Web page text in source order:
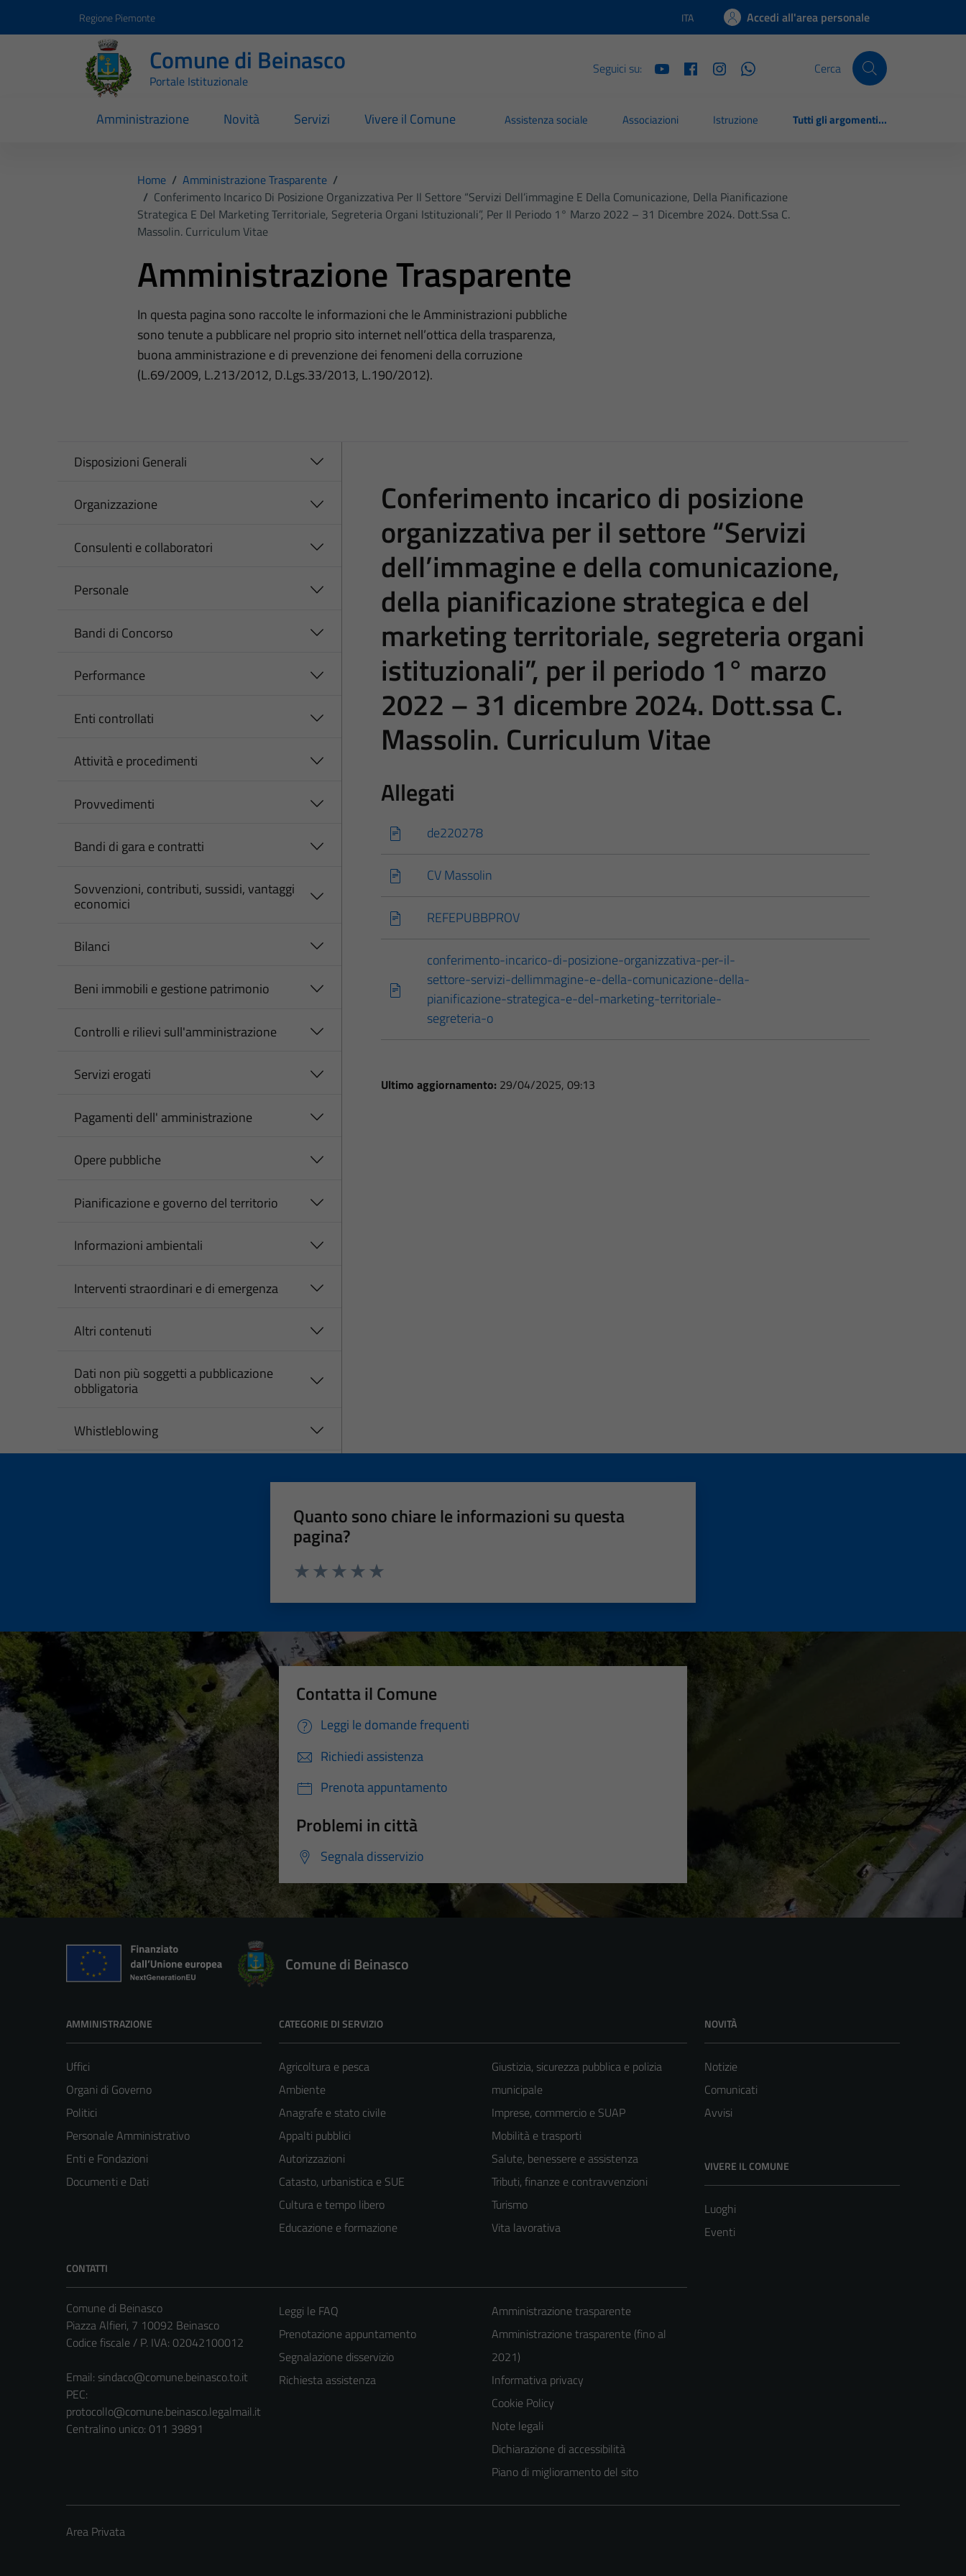
Regione Piemonte Lingua attiva:
ITA Accedi all'area personale
Comune di Beinasco
Portale Istituzionale
Seguici su: Cerca
Amministrazione Novità Servizi Vivere il Comune Assistenza sociale Associazioni Istruzione Tutti gli argomenti...
Home / Amministrazione Trasparente /
/ Conferimento Incarico Di Posizione Organizzativa Per Il Settore “Servizi Dell’immagine E Della Comunicazione, Della Pianificazione
Strategica E Del Marketing Territoriale, Segreteria Organi Istituzionali”, Per Il Periodo 1° Marzo 2022 – 31 Dicembre 2024. Dott.ssa C.
Massolin. Curriculum Vitae
Amministrazione Trasparente
In questa pagina sono raccolte le informazioni che le Amministrazioni pubbliche
sono tenute a pubblicare nel proprio sito internet nell’ottica della trasparenza,
buona amministrazione e di prevenzione dei fenomeni della corruzione
(L.69/2009, L.213/2012, D.Lgs.33/2013, L.190/2012).
Disposizioni Generali
Organizzazione
Consulenti e collaboratori
Personale
Bandi di Concorso
Performance
Enti controllati
Attività e procedimenti
Provvedimenti
Bandi di gara e contratti
Sovvenzioni, contributi, sussidi, vantaggi
economici
Bilanci
Beni immobili e gestione patrimonio
Controlli e rilievi sull'amministrazione
Servizi erogati
Pagamenti dell' amministrazione
Opere pubbliche
Pianificazione e governo del territorio
Informazioni ambientali
Interventi straordinari e di emergenza
Altri contenuti
Dati non più soggetti a pubblicazione
obbligatoria
Whistleblowing
Conferimento incarico di posizione
organizzativa per il settore “Servizi
dell’immagine e della comunicazione,
della pianificazione strategica e del
marketing territoriale, segreteria organi
istituzionali”, per il periodo 1° marzo
2022 – 31 dicembre 2024. Dott.ssa C.
Massolin. Curriculum Vitae
Allegati
de220278
CV Massolin
REFEPUBBPROV
conferimento-incarico-di-posizione-organizzativa-per-il-
settore-servizi-dellimmagine-e-della-comunicazione-della-
pianificazione-strategica-e-del-marketing-territoriale-
segreteria-o
Ultimo aggiornamento: 29/04/2025, 09:13
Quanto sono chiare le informazioni su questa
pagina?
Contatta il Comune
Leggi le domande frequenti
Richiedi assistenza
Prenota appuntamento
Problemi in città
Segnala disservizio
Comune di Beinasco
AMMINISTRAZIONE
Uffici
Organi di Governo
Politici
Personale Amministrativo
Enti e Fondazioni
Documenti e Dati
CATEGORIE DI SERVIZIO
Agricoltura e pesca
Ambiente
Anagrafe e stato civile
Appalti pubblici
Autorizzazioni
Catasto, urbanistica e SUE
Cultura e tempo libero
Educazione e formazione
Giustizia, sicurezza pubblica e polizia
municipale
Imprese, commercio e SUAP
Mobilità e trasporti
Salute, benessere e assistenza
Tributi, finanze e contravvenzioni
Turismo
Vita lavorativa
NOVITÀ
Notizie
Comunicati
Avvisi
VIVERE IL COMUNE
Luoghi
Eventi
CONTATTI
Comune di Beinasco
Piazza Alfieri, 7 10092 Beinasco
Codice fiscale / P. IVA: 02042100012
Email: sindaco@comune.beinasco.to.it
PEC:
protocollo@comune.beinasco.legalmail.it
Centralino unico: 011 39891
Leggi le FAQ
Prenotazione appuntamento
Segnalazione disservizio
Richiesta assistenza
Amministrazione trasparente
Amministrazione trasparente (fino al
2021)
Informativa privacy
Cookie Policy
Note legali
Dichiarazione di accessibilità
Piano di miglioramento del sito
Area Privata
Tecnici
sono necessari
per il